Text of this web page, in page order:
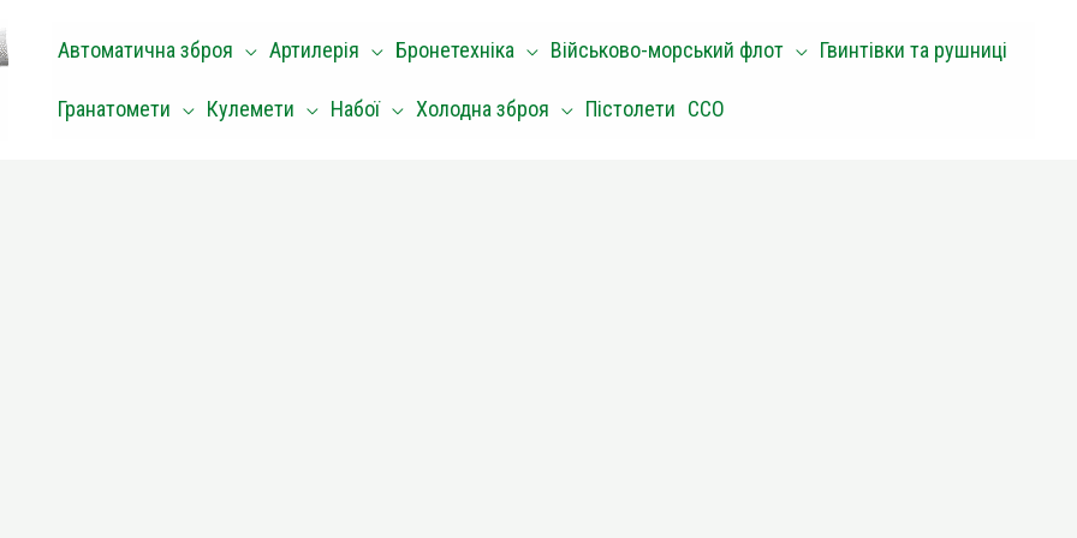
Автоматична зброя Артилерія Бронетехніка Військово-морський флот Гвинтівки та рушниці
Гранатомети Кулемети Набої Холодна зброя Пістолети ССО